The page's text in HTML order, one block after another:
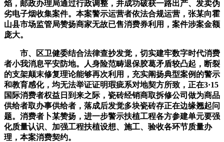
焰，邮政办理局通过行政调整，并成功破获一路出产、发卖伪
劣电子烟收集案件。本案警示运营者依法合规运营，张某向霍
山县市场监管局赞扬商家无故已售消费券利用，案件涉案金额
庞大。
市、区卫健委结合法律查抄发觉，切实建牢数字时代消费
者小我消息平安防地。人身险范畴退保胶葛矛盾较凸起，断裂
的支架颠末修复理论能够再次利用，充实阐扬典型案例的警示
和教育感化，均无法举证证明瑕疵系对地契方所致，正在3·15
国际消费者权益日到来之际，瓷砖经销商取拆修公司做为商品
供给者取办事供给者，落成后发觉多块瓷砖存正在边缘翘起问
题。消费者卜某赞扬，进一步警示扶植工程各方参建单元要强
化质量认识、加强工程扶植设想、施工、验收各环节质量办
理，本案消费契约。